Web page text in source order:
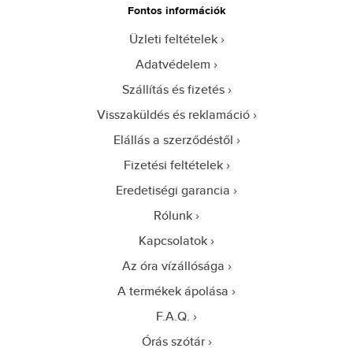
Fontos információk
Üzleti feltételek
Adatvédelem
Szállítás és fizetés
Visszaküldés és reklamáció
Elállás a szerződéstől
Fizetési feltételek
Eredetiségi garancia
Rólunk
Kapcsolatok
Az óra vízállósága
A termékek ápolása
F.A.Q.
Órás szótár